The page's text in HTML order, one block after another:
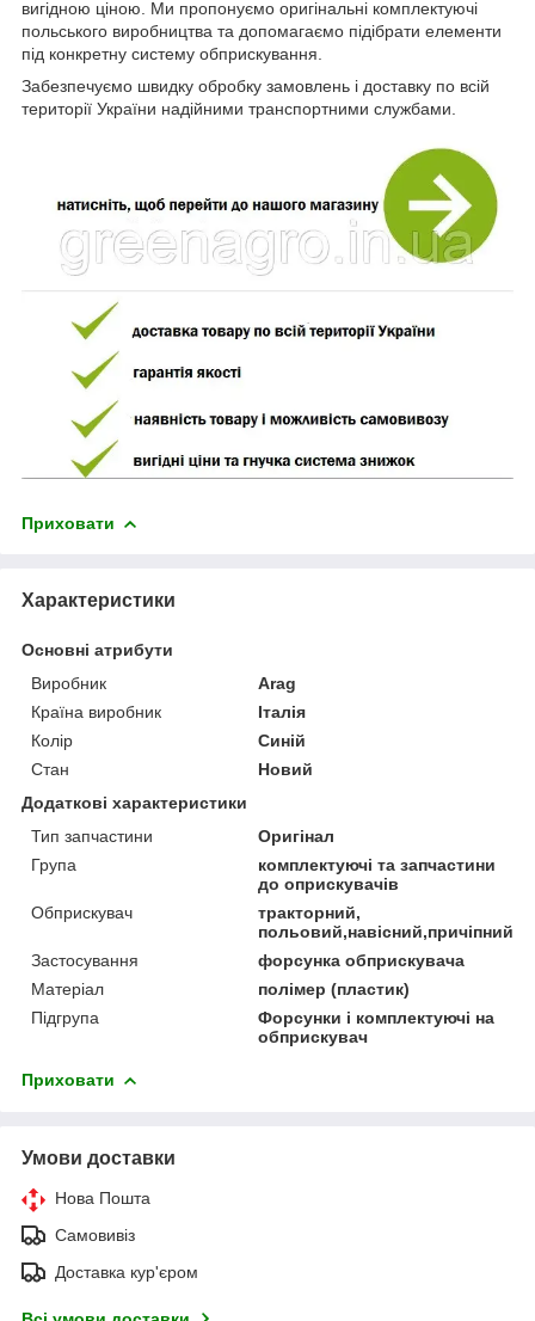
вигідною ціною. Ми пропонуємо оригінальні комплектуючі
польського виробництва та допомагаємо підібрати елементи
під конкретну систему обприскування.
Забезпечуємо швидку обробку замовлень і доставку по всій
території України надійними транспортними службами.
Приховати
Характеристики
Основні атрибути
Виробник
Arag
Країна виробник
Італія
Колір
Синій
Стан
Новий
Додаткові характеристики
Тип запчастини
Оригінал
Група
комплектуючі та запчастини
до оприскувачів
Обприскувач
тракторний,
польовий,навісний,причіпний
Застосування
форсунка обприскувача
Матеріал
полімер (пластик)
Підгрупа
Форсунки і комплектуючі на
обприскувач
Приховати
Умови доставки
Нова Пошта
Самовивіз
Доставка кур'єром